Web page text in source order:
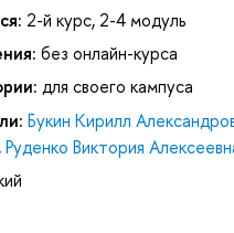
2-й курс, 2-4 модуль
без онлайн-курса
для своего кампуса
Букин Кирилл
,Руденко Виктория